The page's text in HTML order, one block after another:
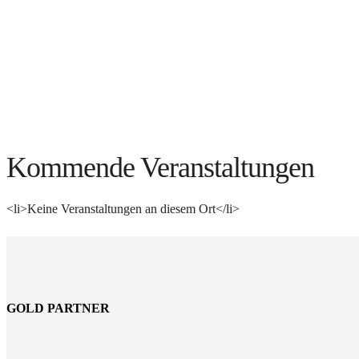
Kommende Veranstaltungen
<li>Keine Veranstaltungen an diesem Ort</li>
GOLD PARTNER